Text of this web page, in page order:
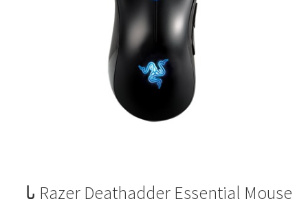
Razer Deathadder Essential Mouse با